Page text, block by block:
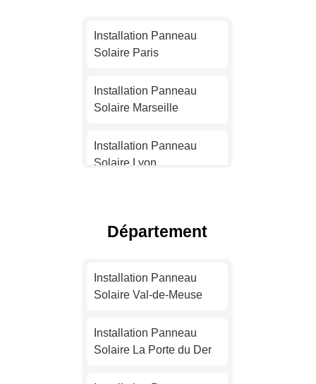
Installation Panneau
Solaire Paris
Installation Panneau
Solaire Marseille
Installation Panneau
Solaire Lyon
Solaire Nice
Solaire Nantes
Département
Installation Panneau
Solaire Val-de-Meuse
Installation Panneau
Solaire La Porte du Der